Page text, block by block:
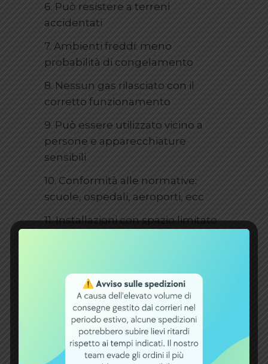
6. Può resistere a terreni
accidentati
7. Ambienti freddi: meno
probabilità di congelamento
8. Nessun gas rilasciato con il
corretto funzionamento
9. Può essere utilizzato vicino a
persone e apparecchiature
sensibili
10. Conformità alle normative:
scuole, ospedali, aeroporti, ecc
11. Installazioni con spazio limitato
Peso
6,5 kg
Dimensioni
18,1 × 7,6 × 17,2
cm
Capacità [Ah]
24Ah